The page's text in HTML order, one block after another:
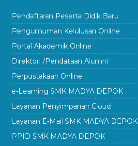
Pendaftaran Peserta Didik Baru
Pengumuman Kelulusan Online
Portal Akademik Online
Direktori /Pendataan Alumni
Perpustakaan Online
e-Learning SMK MADYA DEPOK
Layanan Penyimpanan Cloud
Layanan E-Mail SMK MADYA DEPOK
PPID SMK MADYA DEPOK